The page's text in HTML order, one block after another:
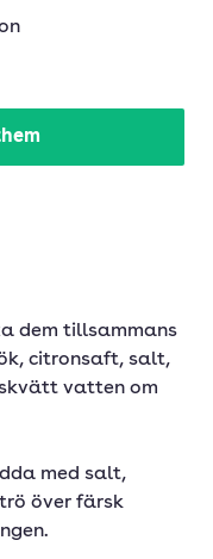
dem tillsammans
citronsaft, salt,
vatten om
med salt,
över färsk